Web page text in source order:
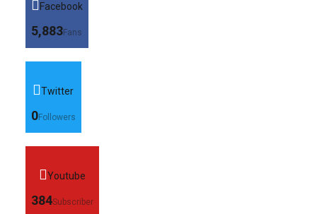
Facebook
5,883Fans
Twitter
0Followers
Youtube
384Subscriber